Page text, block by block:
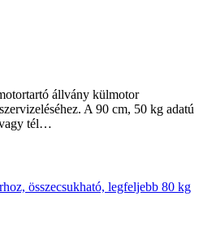
állvány külmotor
A 90 cm, 50 kg adatú
vagy tél…